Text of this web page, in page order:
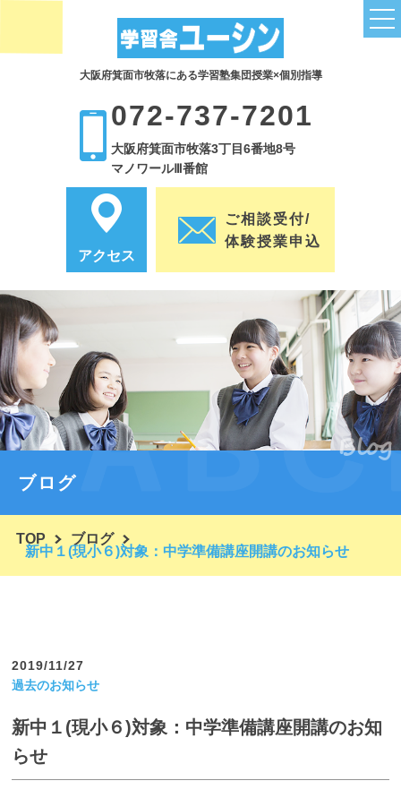
大阪府箕面市牧落にある学習塾集団授業×個別指導
072-737-7201
大阪府箕面市牧落3丁目6番地8号
マノワールⅢ番館
アクセス
ご相談受付/
体験授業申込
小学部コース
中学部コース
小学英語は塾で補強
子どもの英語力を伸ばすために
小学生の塾通いは必要？3つのポイント
全科目の成績UPにつながる読解力
高校受験のために塾は必要なの？
コースと入会案内
塾紹介・代表挨拶
ほかの塾と一味違う！ユーシンとは？
生徒と保護者さまのお声
お問い合わせ
ブログ
Blog
TOP
ブログ
新中１(現小６)対象：中学準備講座開講のお知らせ
2019/11/27
過去のお知らせ
新中１(現小６)対象：中学準備講座開講のお知
らせ